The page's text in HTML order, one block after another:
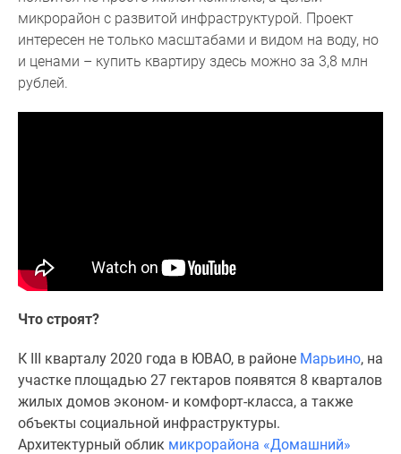
Экспертиза
новостроек
Экология
Москвы
комнатные
Квартиры
Ипотечный
калькулятор
Семейная
ипотека
Военная
микрорайон с развитой инфраструктурой. Проект
интересен не только масштабами и видом на воду, но
и ценами – купить квартиру здесь можно за 3,8 млн
рублей.
Что строят?
К III кварталу 2020 года в ЮВАО, в районе Марьино, на
участке площадью 27 гектаров появятся 8 кварталов
жилых домов эконом- и комфорт-класса, а также
объекты социальной инфраструктуры.
Архитектурный облик микрорайона «Домашний»